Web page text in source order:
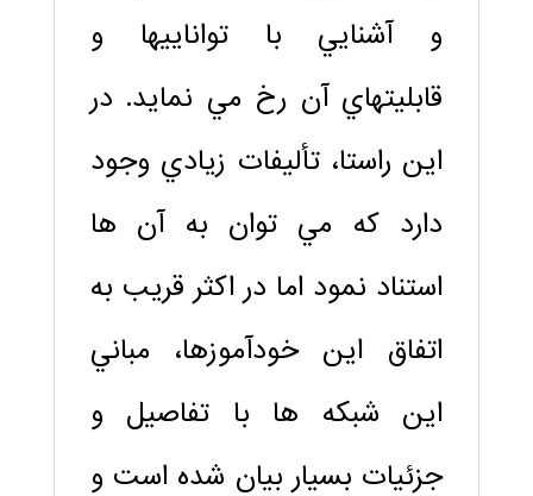
و آشنايي با تواناييها و
قابليتهاي آن رخ مي نمايد. در
اين راستا، تأليفات زيادي وجود
دارد كه مي توان به آن ها
استناد نمود اما در اكثر قريب به
اتفاق اين خودآموزها، مباني
اين شبكه ها با تفاصيل و
جزئيات بسيار بيان شده است و